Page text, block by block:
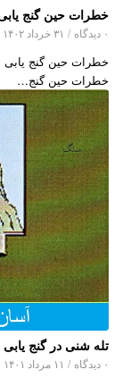
خطرات حین گنج
۰ دیدگاه / ۳۱ خرداد ۱۴۰۲
خطرات حین گنج
خطرات حین گنج…
تله شنی در گنج یابی
۰ دیدگاه / ۱۱ مرداد ۱۴۰۱